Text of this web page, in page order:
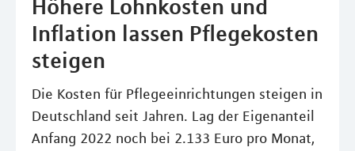
Höhere Lohnkosten und
Inflation lassen Pflegekosten
steigen
Die Kosten für Pflegeeinrichtungen steigen in
Deutschland seit Jahren. Lag der Eigenanteil
Anfang 2022 noch bei 2.133 Euro pro Monat,